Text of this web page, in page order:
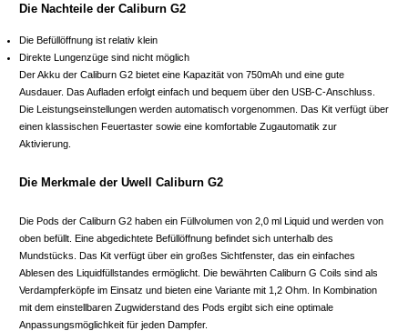
Die Nachteile der Caliburn G2
Die Befüllöffnung ist relativ klein
Direkte Lungenzüge sind nicht möglich
Der Akku der Caliburn G2 bietet eine Kapazität von 750mAh und eine gute
Ausdauer. Das Aufladen erfolgt einfach und bequem über den USB-C-Anschluss.
Die Leistungseinstellungen werden automatisch vorgenommen. Das Kit verfügt über
einen klassischen Feuertaster sowie eine komfortable Zugautomatik zur
Aktivierung.
Die Merkmale der Uwell Caliburn G2
Die Pods der Caliburn G2 haben ein Füllvolumen von 2,0 ml Liquid und werden von
oben befüllt. Eine abgedichtete Befüllöffnung befindet sich unterhalb des
Mundstücks. Das Kit verfügt über ein großes Sichtfenster, das ein einfaches
Ablesen des Liquidfüllstandes ermöglicht. Die bewährten Caliburn G Coils sind als
Verdampferköpfe im Einsatz und bieten eine Variante mit 1,2 Ohm. In Kombination
mit dem einstellbaren Zugwiderstand des Pods ergibt sich eine optimale
Anpassungsmöglichkeit für jeden Dampfer.